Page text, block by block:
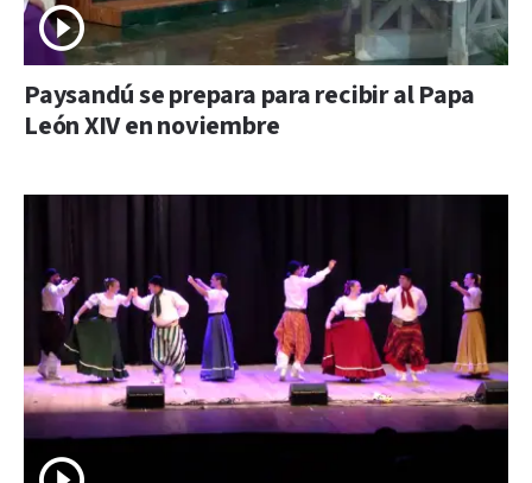
Paysandú se prepara para recibir al Papa
León XIV en noviembre